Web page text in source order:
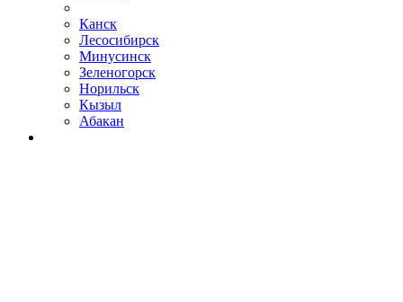
Канск
Лесосибирск
Минусинск
Зеленогорск
Норильск
Кызыл
Абакан